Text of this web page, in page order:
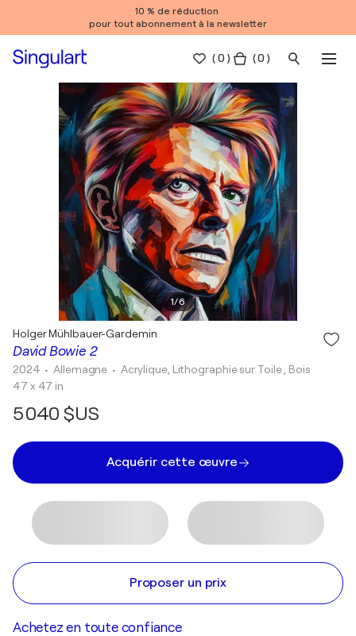
10 % de réduction
pour tout abonnement à la newsletter
(0 ) ( 0 )
1/6
David Bowie 2
Holger Mühlbauer-Gardemin
2024 • Allemagne • Acrylique, Lithographie sur Toile , Bois
47 x 47 in
5 040 $US
Acquérir cette œuvre
Proposer un prix
Achetez en toute confiance